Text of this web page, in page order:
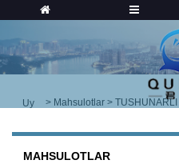
Uy > Mahsulotlar > TUSHUNARLI
MAHSULOTLAR